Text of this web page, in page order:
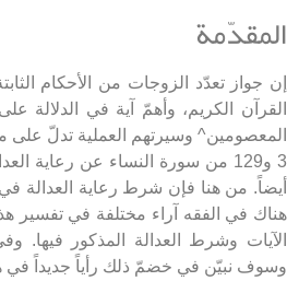
المقدّمة
إن جواز تعدّد الزوجات من الأحكام
المعصومين^ وسيرتهم العملية تدلّ على
3 و129 من سورة النساء عن رعاية
أيضاً. من هنا فإن شرط رعاية العدالة
هناك في الفقه آراء مختلفة في تفسير
الآيات وشرط العدالة المذكور
وسوف نبيّن في خضمّ ذلك رأياً جديداً في